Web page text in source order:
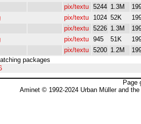
pix/textu 5244 1.3M
pix/textu 1024 52K
pix/textu 5226 1.3M
pix/textu 945 51K
pix/textu 5200 1.2M
packages
Page
Aminet © 1992-2024 Urban Müller and the